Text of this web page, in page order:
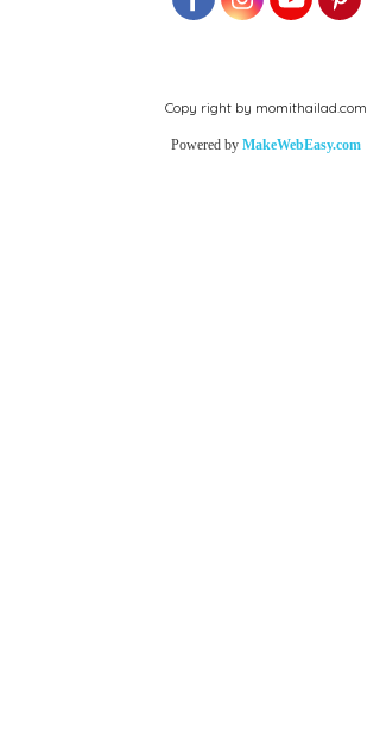
Copy right by momithailad.com
Powered by MakeWebEasy.com